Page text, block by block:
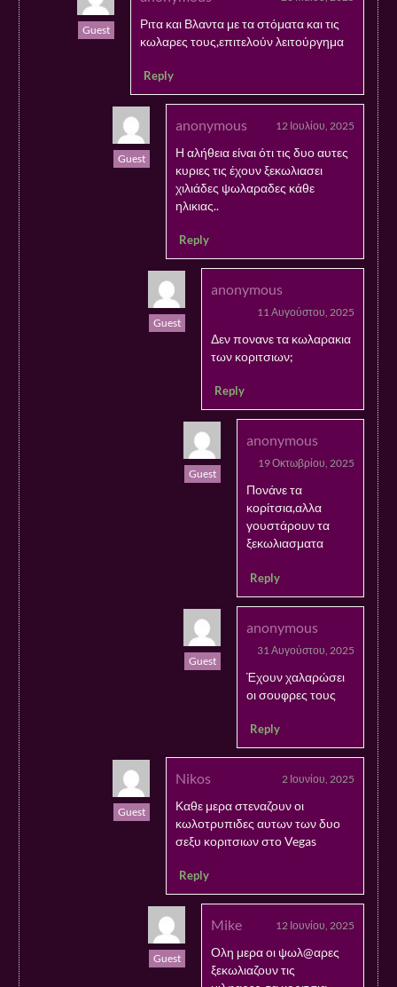
Guest
Ριτα και Βλαντα με τα στόματα και τις
κωλαρες τους,επιτελούν λειτούργημα
Reply
Guest
anonymous 12 Ιουλίου, 2025
Η αλήθεια είναι ότι τις δυο αυτες
κυριες τις έχουν ξεκωλιασει
χιλιάδες ψωλαραδες κάθε
ηλικιας..
Reply
Guest
anonymous
11 Αυγούστου, 2025
Δεν πονανε τα κωλαρακια
των κοριτσιων;
Reply
Guest
anonymous
19 Οκτωβρίου, 2025
Πονάνε τα
κορίτσια,αλλα
γουστάρουν τα
ξεκωλιασματα
Reply
Guest
anonymous
31 Αυγούστου, 2025
Έχουν χαλαρώσει
οι σουφρες τους
Reply
Guest
Nikos 2 Ιουνίου, 2025
Καθε μερα στεναζουν οι
κωλοτρυπιδες αυτων των δυο
σεξυ κοριτσιων στο Vegas
Reply
Guest
Mike 12 Ιουνίου, 2025
Ολη μερα οι ψωλ@αρες
ξεκωλιαζουν τις